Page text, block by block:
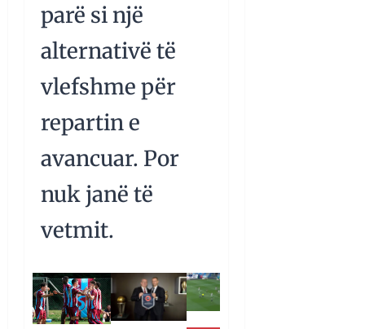
parë si një
alternativë të
vlefshme për
repartin e
avancuar. Por
nuk janë të
vetmit.